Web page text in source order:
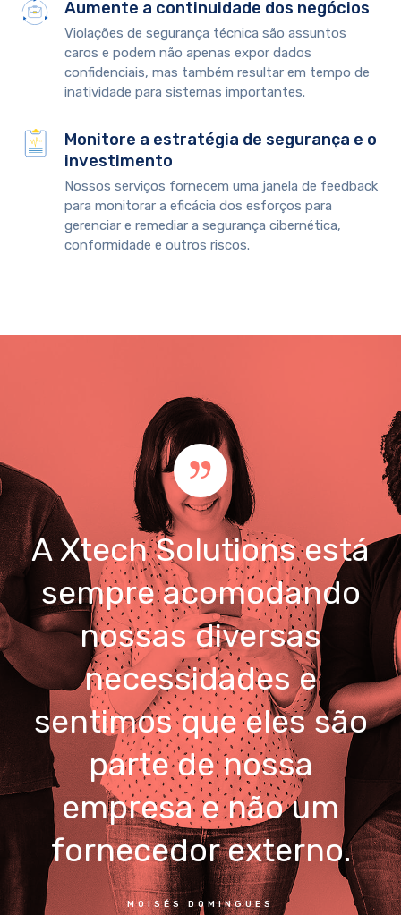
Aumente a continuidade dos negócios
Violações de segurança técnica são assuntos
caros e podem não apenas expor dados
confidenciais, mas também resultar em tempo de
inatividade para sistemas importantes.
Monitore a estratégia de segurança e o
investimento
Nossos serviços fornecem uma janela de feedback
para monitorar a eficácia dos esforços para
gerenciar e remediar a segurança cibernética,
conformidade e outros riscos.
A Xtech Solutions está
sempre acomodando
nossas diversas
necessidades e
sentimos que eles são
parte de nossa
empresa e não um
fornecedor externo.
MOISÉS DOMINGUES